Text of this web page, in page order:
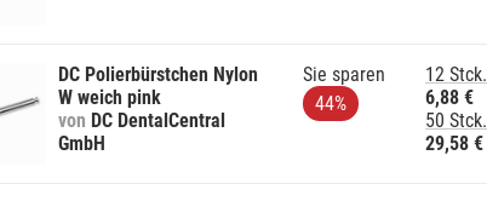
DC Polierbürstchen Nylon
W weich pink
von DC DentalCentral
GmbH
Sie sparen
44%
12 Stck.
6,88 €
50 Stck.
29,58 €